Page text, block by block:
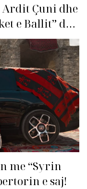
Çuni dhe
e Ballit” dhe
me “Syrin
e saj!